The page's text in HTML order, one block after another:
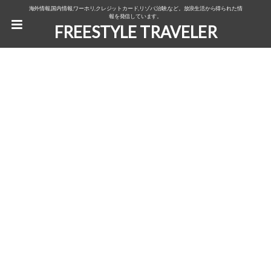
海外情報,国内情報,ワーホリ,クレジットカード,リゾバ,治験,など。放浪生活から得られた情
報を発信しています。
FREESTYLE TRAVELER